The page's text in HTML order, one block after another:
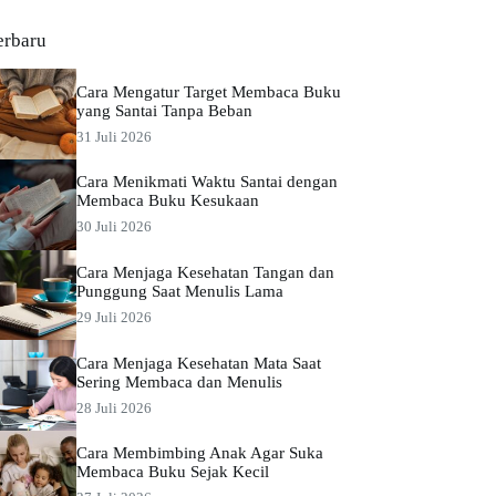
Cara Mengatur Target Membaca Buku
yang Santai Tanpa Beban
31 Juli 2026
Cara Menikmati Waktu Santai dengan
Membaca Buku Kesukaan
30 Juli 2026
Cara Menjaga Kesehatan Tangan dan
Punggung Saat Menulis Lama
29 Juli 2026
Cara Menjaga Kesehatan Mata Saat
Sering Membaca dan Menulis
28 Juli 2026
Cara Membimbing Anak Agar Suka
Membaca Buku Sejak Kecil